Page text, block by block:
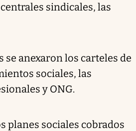
sindicales, las
se anexaron los carteles de
sociales, las
y ONG.
planes sociales cobrados